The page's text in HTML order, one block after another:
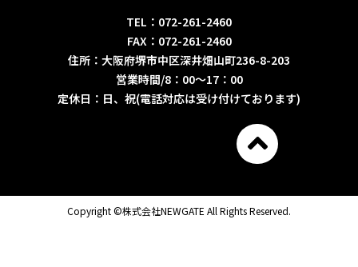
TEL：072-261-2460
FAX：072-261-2460
住所：大阪府堺市中区深井畑山町236-8-203
営業時間/8：00～17：00
定休日：日、祝(電話対応は受け付けております)
Copyright ©株式会社NEWGATE All Rights Reserved.